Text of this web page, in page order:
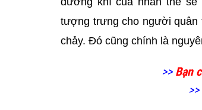
tượng trưng cho người quân
chảy. Đó cũng chính là
>> Bạn
>>